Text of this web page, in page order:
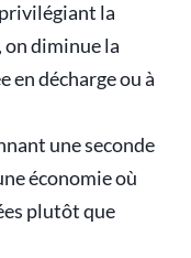
la
diminue la
en décharge ou à
une seconde
économie où
plutôt que